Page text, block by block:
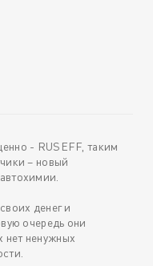
- RUSEFF, таким
– новый
денег и
очередь они
нет ненужных